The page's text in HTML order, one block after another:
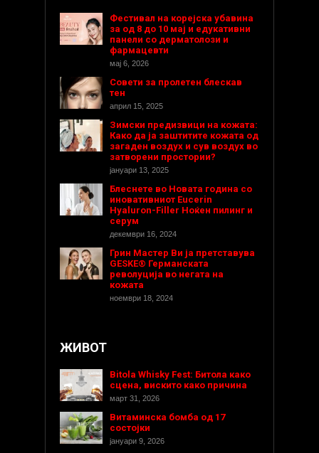
Фестивал на корејска убавина
за од 8 до 10 мај и едукативни
панели со дерматолози и
фармацевти
мај 6, 2026
Совети за пролетен блескав
тен
април 15, 2025
Зимски предизвици на кожата:
Како да ја заштитите кожата од
загаден воздух и сув воздух во
затворени простории?
јануари 13, 2025
Блеснете во Новата година со
иновативниот Eucerin
Hyaluron-Filler Ноќен пилинг и
серум
декември 16, 2024
Грин Мастер Ви ја претставува
GESKE® Германската
револуција во негата на
кожата
ноември 18, 2024
ЖИВОТ
Bitola Whisky Fest: Битола како
сцена, вискито како причина
март 31, 2026
Витаминска бомба од 17
состојки
јануари 9, 2026